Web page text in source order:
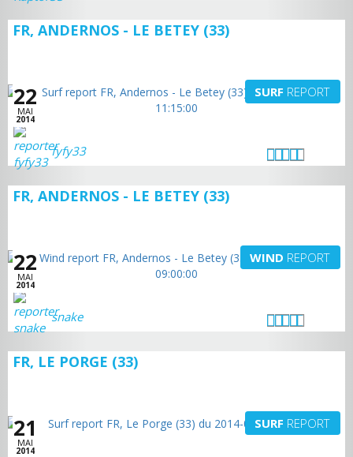
FR, ANDERNOS - LE BETEY (33)
22
MAI
2014
SURF REPORT
fyfy33
FR, ANDERNOS - LE BETEY (33)
22
MAI
2014
WIND REPORT
snake
FR, LE PORGE (33)
21
MAI
2014
SURF REPORT